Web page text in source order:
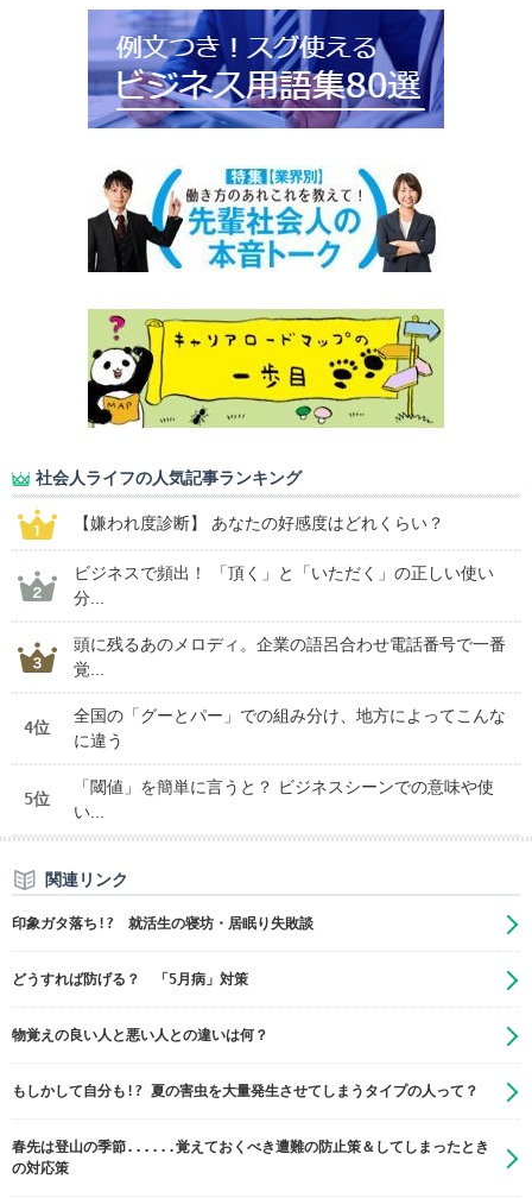
社会人ライフの人気記事ランキング
【嫌われ度診断】 あなたの好感度はどれくらい？
ビジネスで頻出！ 「頂く」と「いただく」の正しい使い
分...
頭に残るあのメロディ。企業の語呂合わせ電話番号で一番
覚...
4位
全国の「グーとパー」での組み分け、地方によってこんな
に違う
5位
「閾値」を簡単に言うと？ ビジネスシーンでの意味や使
い...
関連リンク
印象ガタ落ち!? 就活生の寝坊・居眠り失敗談
どうすれば防げる？ 「5月病」対策
物覚えの良い人と悪い人との違いは何？
もしかして自分も!? 夏の害虫を大量発生させてしまうタイプの人って？
春先は登山の季節......覚えておくべき遭難の防止策＆してしまったとき
の対応策